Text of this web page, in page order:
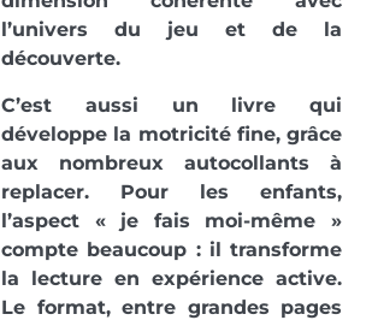
l’univers du jeu et de la
découverte.
C’est aussi un livre qui
développe la motricité fine, grâce
aux nombreux autocollants à
replacer. Pour les enfants,
l’aspect « je fais moi-même »
compte beaucoup : il transforme
la lecture en expérience active.
Le format, entre grandes pages